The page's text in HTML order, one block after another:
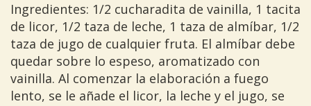
Ingredientes: 1/2 cucharadita de vainilla, 1 tacita
de licor, 1/2 taza de leche, 1 taza de almíbar, 1/2
taza de jugo de cualquier fruta. El almíbar debe
quedar sobre lo espeso, aromatizado con
vainilla. Al comenzar la elaboración a fuego
lento, se le añade el licor, la leche y el jugo, se